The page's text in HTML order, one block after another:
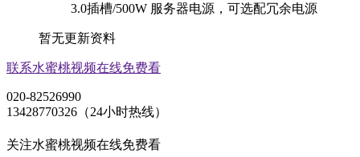
3.0插槽/500W 服务器电源，可选配冗余电源
暂无更新资料
联系水蜜桃视频在线免费看
020-82526990
13428770326（24小时热线）
关注水蜜桃视频在线免费看